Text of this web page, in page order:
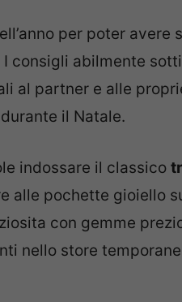
per poter avere
abilmente
al partner e alle
il Natale.
indossare il classico
alle pochette gioiello
con gemme
nello store